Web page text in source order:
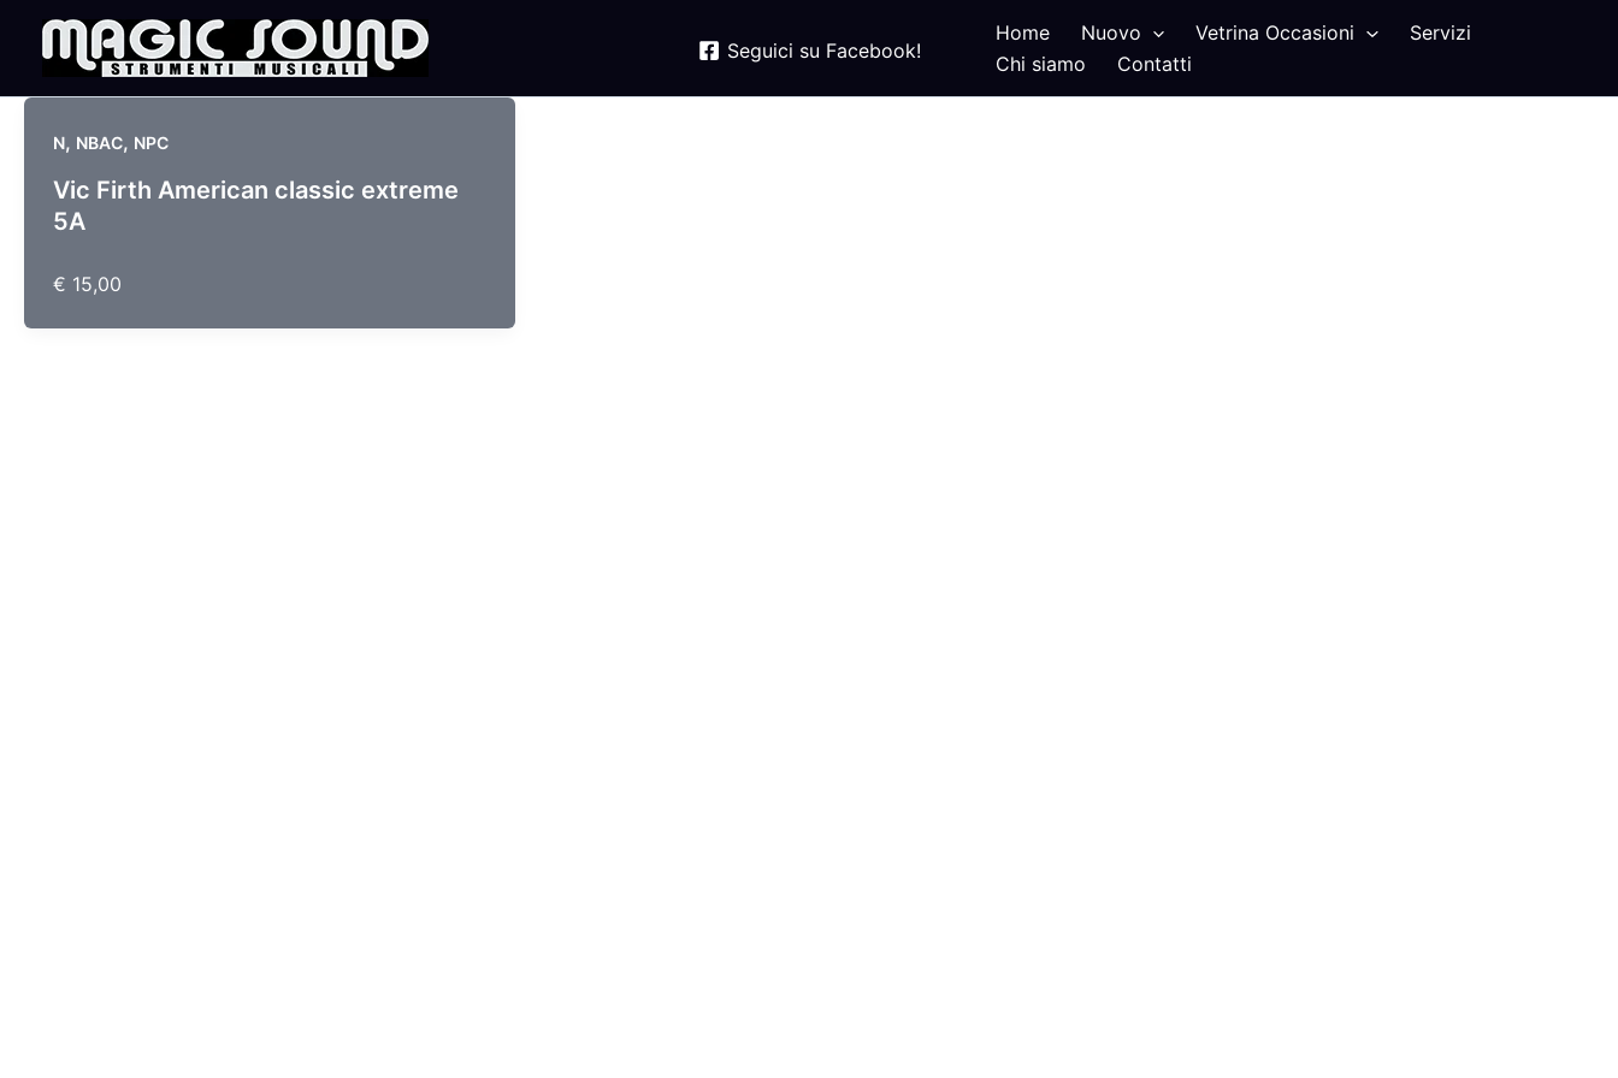
Seguici su Facebook!
Home Nuovo Vetrina Occasioni
Servizi
Chi siamo
Contatti
N, NBAC, NPC
Vic Firth American classic extreme
5A
€ 15,00